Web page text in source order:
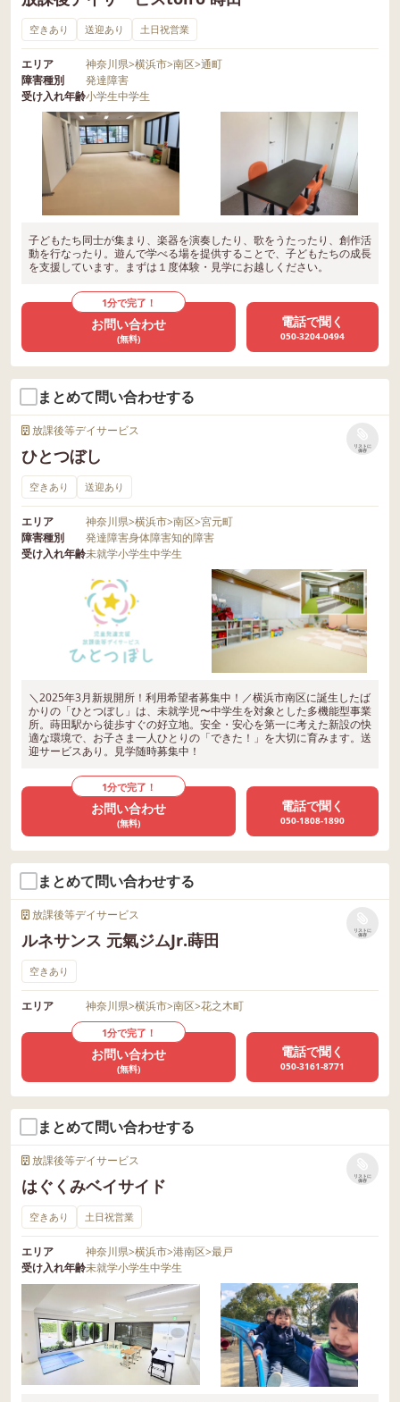
空きあり 送迎あり 土日祝営業
エリア 神奈川県>横浜市>南区>通町
障害種別
発達障害
受け入れ年齢小学生中学生
子どもたち同士が集まり、楽器を演奏したり、歌をうたったり、創作活
動を行なったり。遊んで学べる場を提供することで、子どもたちの成長
を支援しています。まずは１度体験・見学にお越しください。
1分で完了！
お問い合わせ
(無料)
電話で聞く
050-3204-0494
まとめて問い合わせする
放課後等デイサービス
ひとつぼし
リストに
保存
空きあり 送迎あり
エリア 神奈川県>横浜市>南区>宮元町
障害種別
発達障害身体障害知的障害
受け入れ年齢未就学小学生中学生
＼2025年3月新規開所！利用希望者募集中！／横浜市南区に誕生したば
かりの「ひとつぼし」は、未就学児〜中学生を対象とした多機能型事業
所。蒔田駅から徒歩すぐの好立地。安全・安心を第一に考えた新設の快
適な環境で、お子さま一人ひとりの「できた！」を大切に育みます。送
迎サービスあり。見学随時募集中！
1分で完了！
お問い合わせ
(無料)
電話で聞く
050-1808-1890
まとめて問い合わせする
放課後等デイサービス
ルネサンス 元氣ジムJr.蒔田
リストに
保存
空きあり
エリア 神奈川県>横浜市>南区>花之木町
1分で完了！
お問い合わせ
(無料)
電話で聞く
050-3161-8771
まとめて問い合わせする
放課後等デイサービス
はぐくみベイサイド
リストに
保存
空きあり 土日祝営業
エリア 神奈川県>横浜市>港南区>最戸
受け入れ年齢未就学小学生中学生